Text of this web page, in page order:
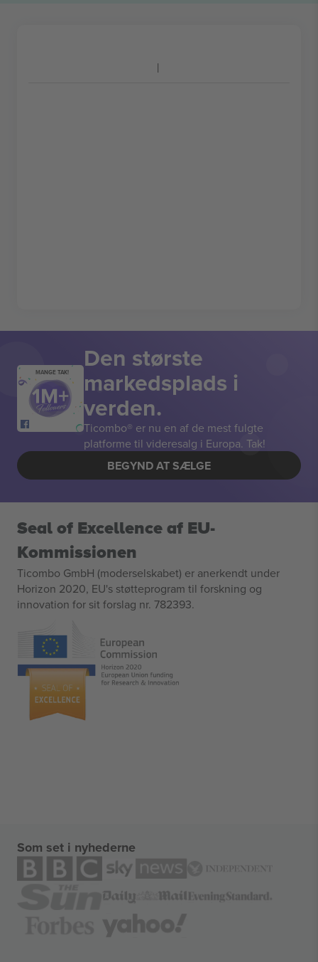
MANGE TAK! Den største
markedsplads i
verden.
Ticombo® er nu en af de mest fulgte
platforme til videresalg i Europa. Tak!
BEGYND AT SÆLGE
Seal of Excellence af EU-
Kommissionen
Ticombo GmbH (moderselskabet) er anerkendt under
Horizon 2020, EU's støtteprogram til forskning og
innovation for sit forslag nr. 782393.
Som set i nyhederne